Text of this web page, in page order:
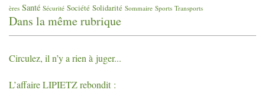
ères Santé Sécurité Société Solidarité Sommaire Sports Transports
Dans la même rubrique
Circulez, il n’y a rien à juger...
L’affaireLIPIETZrebondit :